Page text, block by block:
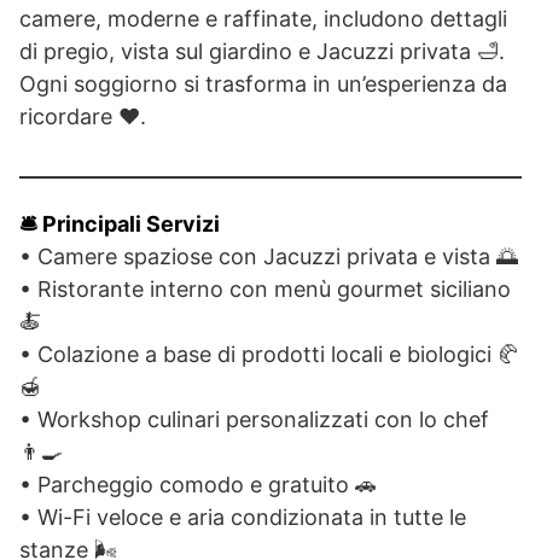
camere, moderne e raffinate, includono dettagli
di pregio, vista sul giardino e Jacuzzi privata 🛁.
Ogni soggiorno si trasforma in un’esperienza da
ricordare ❤️.
🛎️ Principali Servizi
• Camere spaziose con Jacuzzi privata e vista 🌅
• Ristorante interno con menù gourmet siciliano
🍝
• Colazione a base di prodotti locali e biologici 🥐
🍯
• Workshop culinari personalizzati con lo chef
👨‍🍳
• Parcheggio comodo e gratuito 🚗
• Wi-Fi veloce e aria condizionata in tutte le
stanze 🌬️